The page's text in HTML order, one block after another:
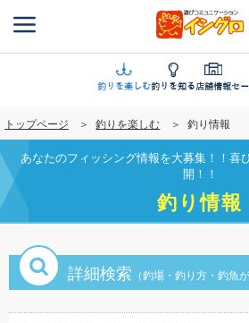
ン
に
移
動
釣りを楽しむ釣りを知る店舗情報セ
トップページ 釣りを楽しむ 釣り情報
あなたのフィッシング情報を大募集！！喜
開！！
釣り情報
詳細検索 （釣場・釣り方・釣魚